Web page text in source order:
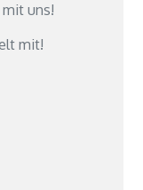
uns!
mit!